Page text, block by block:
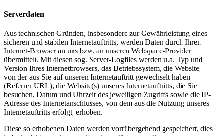
Serverdaten
Aus technischen Gründen, insbesondere zur Gewährleistung eines
sicheren und stabilen Internetauftritts, werden Daten durch Ihren
Internet-Browser an uns bzw. an unseren Webspace-Provider
übermittelt. Mit diesen sog. Server-Logfiles werden u.a. Typ und
Version Ihres Internetbrowsers, das Betriebssystem, die Website,
von der aus Sie auf unseren Internetauftritt gewechselt haben
(Referrer URL), die Website(s) unseres Internetauftritts, die Sie
besuchen, Datum und Uhrzeit des jeweiligen Zugriffs sowie die IP-
Adresse des Internetanschlusses, von dem aus die Nutzung unseres
Internetauftritts erfolgt, erhoben.
Diese so erhobenen Daten werden vorrübergehend gespeichert, dies